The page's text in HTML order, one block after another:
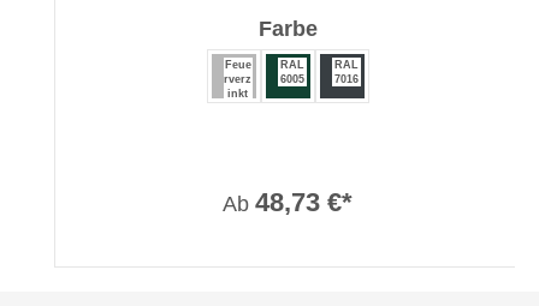
Farbeauswählen
Feue
rverz
inkt
RAL
6005
RAL
7016
Ab 48,73 €*